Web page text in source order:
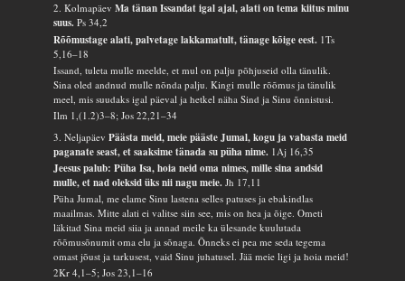
2. KolmapäevMa tänan Issandat igal ajal, alati on tema kiitus minu
suus.Ps 34,2
Rõõmustage alati, palvetage lakkamatult, tänage kõige eest. 1Ts
5,16–18
Issand, tuleta mulle meelde, et mul on palju põhjuseid olla tänulik.
Sina oled andnud mulle nõnda palju. Kingi mulle rõõmus ja tänulik
meel, mis suudaks igal päeval ja hetkel näha Sind ja Sinu õnnistusi.
Ilm 1,(1.2)3–8; Jos 22,21–34
3. NeljapäevPäästa meid, meie pääste Jumal, kogu ja vabasta meid
paganate seast, et saaksime tänada su püha nime. 1Aj 16,35
Jeesus palub: Püha Isa, hoia neid oma nimes, mille sina andsid
mulle, et nad oleksid üks nii nagu meie.Jh 17,11
Püha Jumal, me elame Sinu lastena selles patuses ja ebakindlas
maailmas. Mitte alati ei valitse siin see, mis on hea ja õige. Ometi
läkitad Sina meid siia ja annad meile ka ülesande kuulutada
rõõmusõnumit oma elu ja sõnaga. Õnneks ei pea me seda tegema
omast jõust ja tarkusest, vaid Sinu juhatusel. Jää meie ligi ja hoia meid!
2Kr 4,1–5; Jos 23,1–16